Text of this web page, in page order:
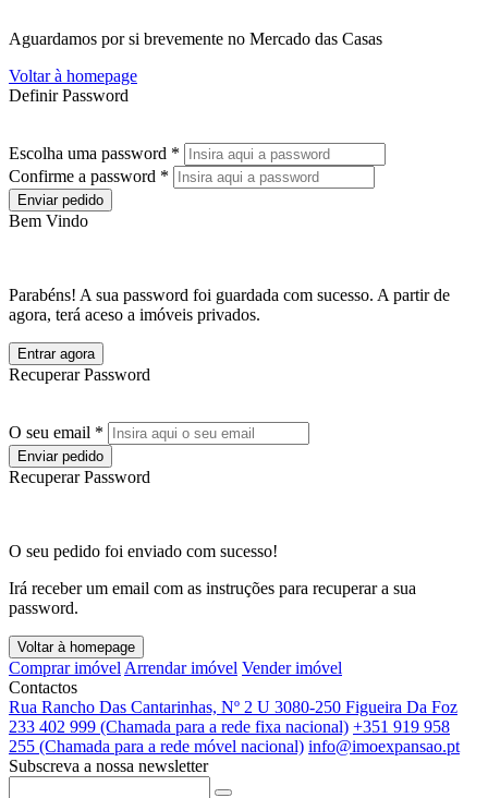
Aguardamos por si brevemente no Mercado das Casas
Voltar à homepage
Definir Password
Escolha uma password *
Confirme a password *
Enviar pedido
Bem Vindo
Parabéns! A sua password foi guardada com sucesso. A partir de
agora, terá aceso a imóveis privados.
Entrar agora
Recuperar Password
O seu email *
Enviar pedido
Recuperar Password
O seu pedido foi enviado com sucesso!
Irá receber um email com as instruções para recuperar a sua
password.
Voltar à homepage
Comprar imóvel Arrendar imóvel Vender imóvel
Contactos
Rua Rancho Das Cantarinhas, Nº 2 U 3080-250 Figueira Da Foz
233 402 999 (Chamada para a rede fixa nacional) +351 919 958
255 (Chamada para a rede móvel nacional) info@imoexpansao.pt
Subscreva a nossa newsletter